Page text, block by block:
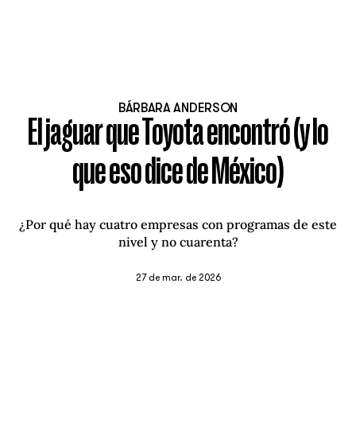
BÁRBARA ANDERSON
El jaguar que Toyota encontró (y lo
que eso dice de México)
¿Por qué hay cuatro empresas con programas de este
nivel y no cuarenta?
27 de mar. de 2026